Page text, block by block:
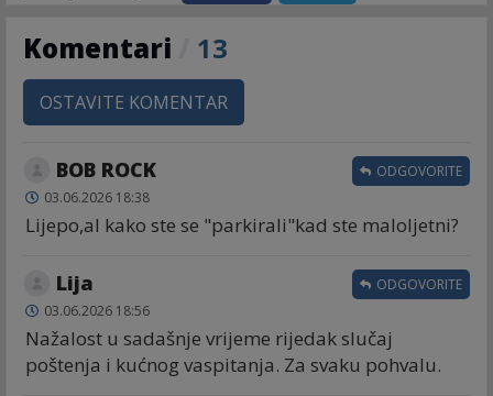
Komentari 13
OSTAVITE KOMENTAR
BOB ROCK
03.06.2026 18:38
Lijepo,al kako ste se "parkirali"kad ste maloljetni?
ODGOVORITE
Lija
03.06.2026 18:56
Nažalost u sadašnje vrijeme rijedak slučaj
poštenja i kućnog vaspitanja. Za svaku pohvalu.
ODGOVORITE